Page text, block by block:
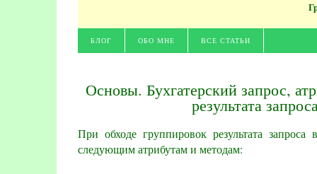
БЛОГ ОБО МНЕ ВСЕ СТАТЬИ
Основы. Бухгатерский запрос,
результата
При обходе группировок результата
следующим атрибутам и методам: